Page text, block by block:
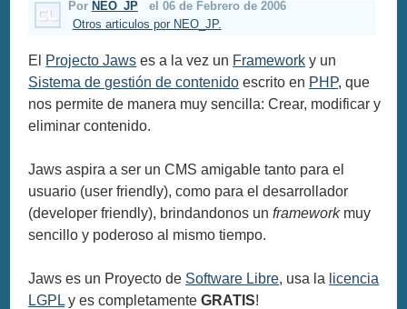
Por NEO_JP
el 06 de Febrero de 2006
Otros articulos por NEO_JP.
El Projecto Jaws es a la vez un Framework y un
Sistema de gestión de contenido escrito en PHP, que
nos permite de manera muy sencilla: Crear, modificar y
eliminar contenido.
Jaws aspira a ser un CMS amigable tanto para el
usuario (user friendly), como para el desarrollador
(developer friendly), brindandonos unframeworkmuy
sencillo y poderoso al mismo tiempo.
Jaws es un Proyecto de Software Libre, usa la licencia
LGPL y es completamenteGRATIS!